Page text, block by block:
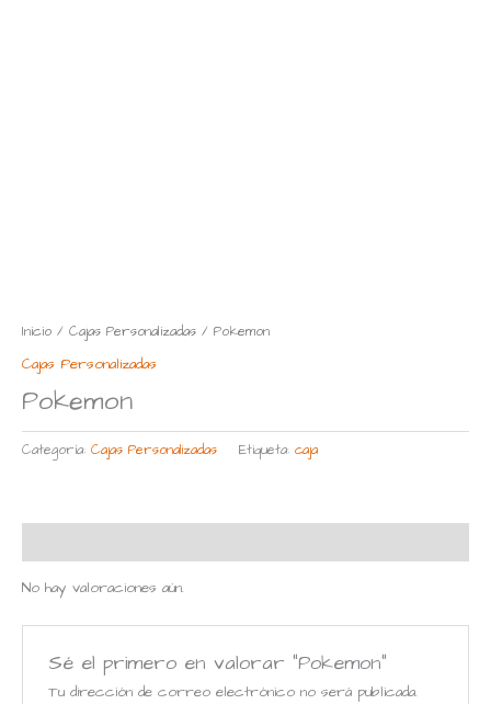
Inicio / Cajas Personalizadas / Pokemon
Cajas Personalizadas
Pokemon
Categoría: Cajas Personalizadas Etiqueta: caja
No hay valoraciones aún.
Sé el primero en valorar “Pokemon”
Tu dirección de correo electrónico no será publicada.